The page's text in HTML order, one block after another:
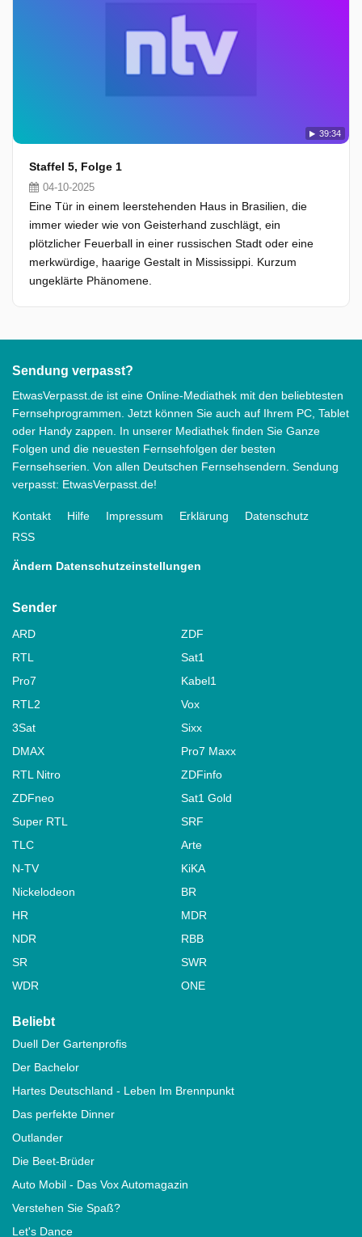
39:34
Staffel 5, Folge 1
04-10-2025
Eine Tür in einem leerstehenden Haus in Brasilien, die
immer wieder wie von Geisterhand zuschlägt, ein
plötzlicher Feuerball in einer russischen Stadt oder eine
merkwürdige, haarige Gestalt in Mississippi. Kurzum
ungeklärte Phänomene.
Sendung verpasst?
EtwasVerpasst.de ist eine Online-Mediathek mit den beliebtesten
Fernsehprogrammen. Jetzt können Sie auch auf Ihrem PC, Tablet
oder Handy zappen. In unserer Mediathek finden Sie Ganze
Folgen und die neuesten Fernsehfolgen der besten
Fernsehserien. Von allen Deutschen Fernsehsendern. Sendung
verpasst: EtwasVerpasst.de!
Kontakt Hilfe Impressum Erklärung
Datenschutz
RSS
Ändern Datenschutzeinstellungen
Sender
ARD
ZDF
RTL
Sat1
Pro7
Kabel1
RTL2
Vox
3Sat
Sixx
DMAX
Pro7 Maxx
RTL Nitro
ZDFinfo
ZDFneo
Sat1 Gold
Super RTL
SRF
TLC
Arte
N-TV
KiKA
Nickelodeon
BR
HR
MDR
NDR
RBB
SR
SWR
WDR
ONE
Beliebt
Duell Der Gartenprofis
Der Bachelor
Hartes Deutschland - Leben Im Brennpunkt
Das perfekte Dinner
Outlander
Die Beet-Brüder
Auto Mobil - Das Vox Automagazin
Verstehen Sie Spaß?
Let's Dance